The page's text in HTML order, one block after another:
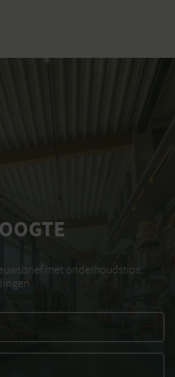
met onderhoudstips,